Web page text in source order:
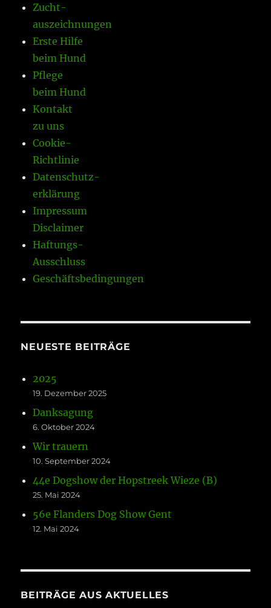
Zucht-
auszeichnungen
Erste Hilfe
beim Hund
Pflege
beim Hund
Kontakt
zu uns
Cookie-
Richtlinie
Datenschutz-
erklärung
Impressum
Disclaimer
Haftungs-
Ausschluss
Geschäftsbedingungen
NEUESTE BEITRÄGE
2025
19. Dezember 2025
Danksagung
6. Oktober 2024
Wir trauern
10. September 2024
44e Dogshow der Hopstreek Wieze (B)
25. Mai 2024
56e Flanders Dog Show Gent
12. Mai 2024
BEITRÄGE AUS AKTUELLES